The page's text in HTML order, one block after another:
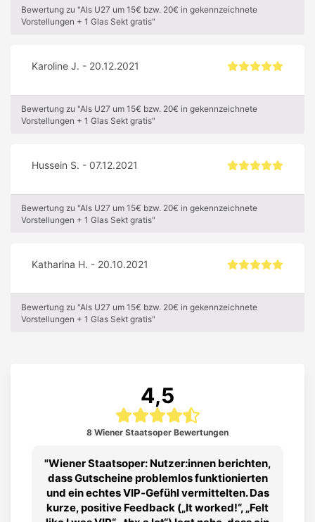
Bewertung zu "Als U27 um 15€ bzw. 20€ in gekennzeichnete
Vorstellungen + 1 Glas Sekt gratis"
Karoline J. - 20.12.2021
Bewertung zu "Als U27 um 15€ bzw. 20€ in gekennzeichnete
Vorstellungen + 1 Glas Sekt gratis"
Hussein S. - 07.12.2021
Bewertung zu "Als U27 um 15€ bzw. 20€ in gekennzeichnete
Vorstellungen + 1 Glas Sekt gratis"
Katharina H. - 20.10.2021
Bewertung zu "Als U27 um 15€ bzw. 20€ in gekennzeichnete
Vorstellungen + 1 Glas Sekt gratis"
4,5
8 Wiener Staatsoper Bewertungen
Wiener Staatsoper: Nutzer:innen berichten,
dass Gutscheine problemlos funktionierten
und ein echtes VIP‑Gefühl vermittelten. Das
kurze, positive Feedback („It worked!“, „Felt